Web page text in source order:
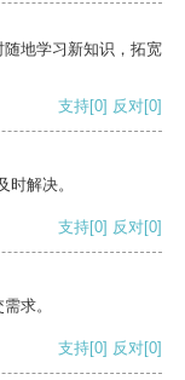
地学习新知识，拓宽
支持[0] 反对[0]
解决。
支持[0] 反对[0]
求。
支持[0] 反对[0]